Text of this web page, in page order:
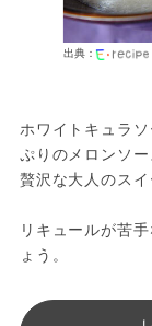
出典：
ホワイトキュラ
ぷりのメロンソ
贅沢な大人のスイ
リキュールが苦
ょう。